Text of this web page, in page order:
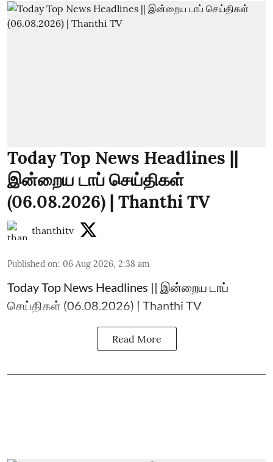
Today Top News Headlines ||
இன்றைய டாப் செய்திகள்
(06.08.2026) | Thanthi TV
thanthitv
Published on: 06 Aug 2026, 2:38 am
Today Top News Headlines || இன்றைய டாப்
செய்திகள் (06.08.2026) | Thanthi TV
Read More